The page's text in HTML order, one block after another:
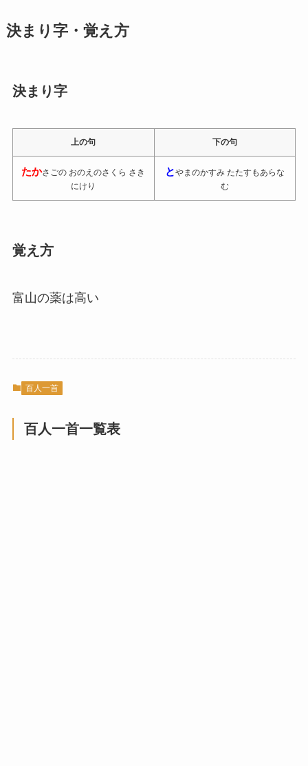
決まり字・覚え方
決まり字
上の句 下の句
たかさごの おのえのさくら さき
にけり
とやまのかすみ たたすもあらな
む
覚え方
富山の薬は高い
百人一首
百人一首一覧表